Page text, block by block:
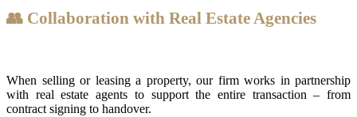
👥 Collaboration with Real Estate Agencies
When selling or leasing a property, our firm works in partnership
with real estate agents to support the entire transaction – from
contract signing to handover.